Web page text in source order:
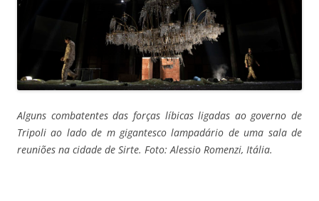
Alguns combatentes das forças líbicas ligadas ao governo de
Tripoli ao lado de m gigantesco lampadário de uma sala de
reuniões na cidade de Sirte. Foto: Alessio Romenzi, Itália.